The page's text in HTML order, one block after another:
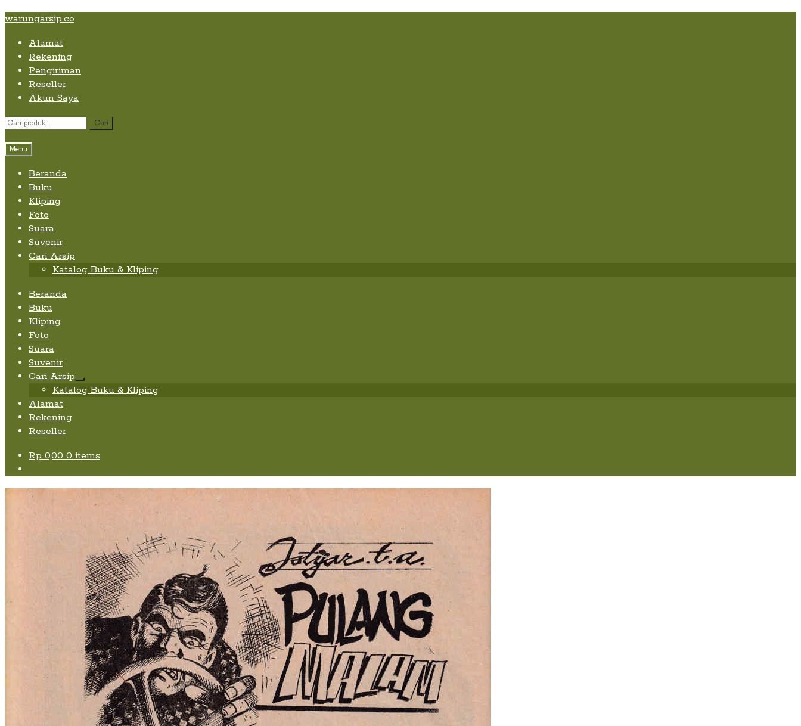
Skip
content
Skip
navigation
Skip
content
warungarsip.co
Alamat
Rekening
Pengiriman
Reseller
Akun Saya
Pencarian
Cari
Menu
Beranda
Buku
Kliping
Foto
Suara
Suvenir
Cari Arsip
Katalog Buku & Kliping
Beranda
Buku
Kliping
Foto
Suara
Suvenir
Cari Arsip
Expand
child
Katalog Buku & Kliping
Alamat
Rekening
Reseller
Rp 0,00 0 items